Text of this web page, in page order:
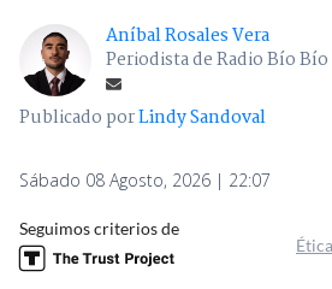
Aníbal Rosales Vera
Periodista de Radio Bío
Publicado porLindy Sandoval
Sábado 08 Agosto, 2026 | 22:07
Seguimos criterios de